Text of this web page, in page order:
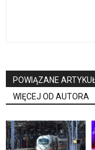
POWIĄZANE
WIĘCEJ OD AUTORA